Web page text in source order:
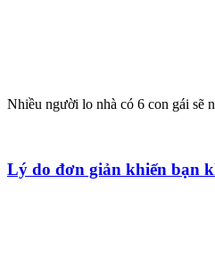
Nhiều người lo nhà có 6 con gái sẽ
Lý do đơn giản khiến bạn